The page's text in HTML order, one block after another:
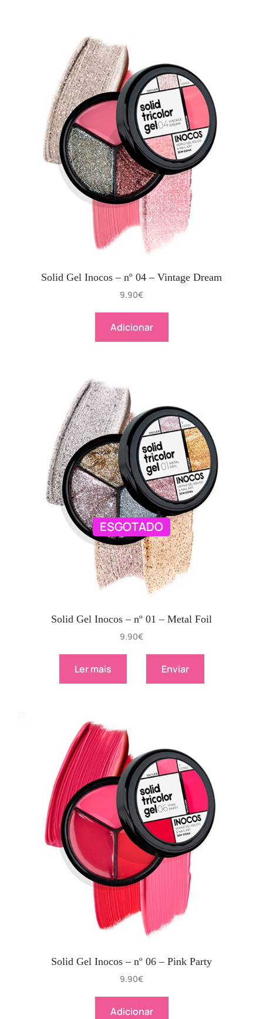
Solid Gel Inocos – nº 04 – Vintage Dream
9.90€
Adicionar
ESGOTADO
Solid Gel Inocos – nº 01 – Metal Foil
9.90€
Ler mais Enviar
Solid Gel Inocos – nº 06 – Pink Party
9.90€
Adicionar